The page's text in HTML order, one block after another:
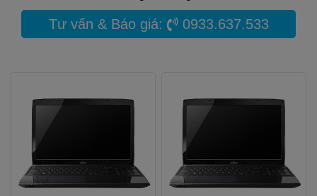
Tư vấn & Báo giá: 0933.637.533